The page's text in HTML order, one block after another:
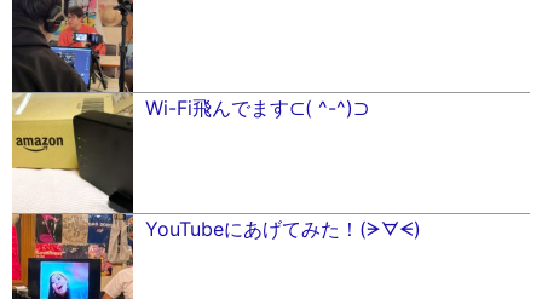
Wi-Fi飛んでます⊂︎( ^-^)⊃︎
YouTubeにあげてみた！(ᗒᗊᗕ)